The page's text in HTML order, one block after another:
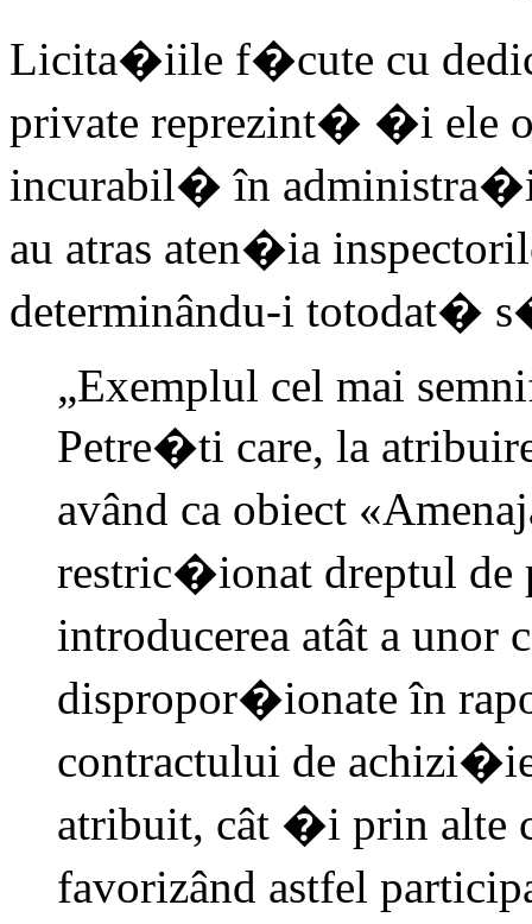
Licita�iile f�cute cu
private reprezint� �i ele
incurabil� în
au atras aten�ia
determinându-i totodat�
„Exemplul cel mai
Petre�ti care, la
având ca obiect
restric�ionat dreptul
introducerea atât a
dispropor�ionate în
contractului de
atribuit, cât �i prin alte
favorizând astfel